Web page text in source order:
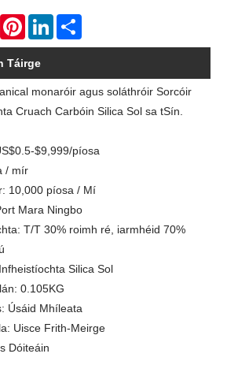
WhatsAppPinterestLinkedIn
Táirge
monaróir agus soláthróir Sorcóir
Cruach Carbóin Silica Sol sa tSín.
$9,999/píosa
/ mír
10,000 píosa / Mí
Mara Ningbo
T/T 30% roimh ré, iarmhéid 70%
Silica Sol
0.105KG
Úsáid Mhíleata
Uisce Frith-Meirge
Dóiteáin